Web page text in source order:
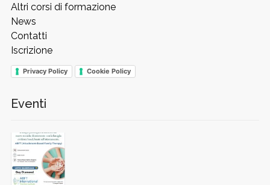
Altri corsi di formazione
News
Contatti
Iscrizione
Privacy Policy Cookie Policy
Eventi